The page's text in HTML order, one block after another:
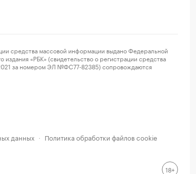
средства массовой информации выдано Федеральной
«РБК» (свидетельство о регистрации средства
за номером ЭЛ №ФС77-82385) сопровождаются
данных · Политика обработки файлов cookie
18+